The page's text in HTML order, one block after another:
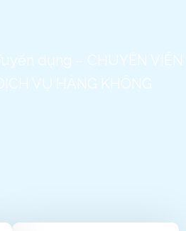
dụng – CHUYÊN VIÊN
VỤ HÀNG KHÔNG